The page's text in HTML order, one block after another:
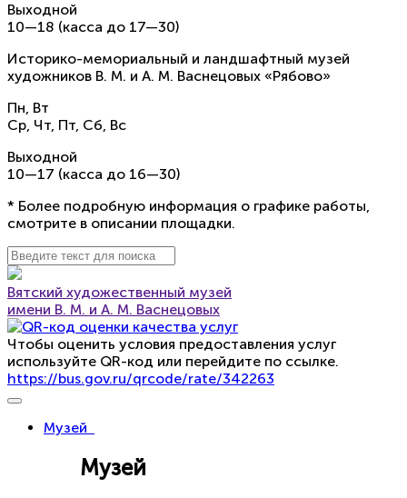
Выходной
10—18 (касса до 17—30)
Историко-мемориальный и ландшафтный музей
художников В. М. и А. М. Васнецовых «Рябово»
Пн, Вт
Ср, Чт, Пт, Сб, Вс
Выходной
10—17 (касса до 16—30)
* Более подробную информация о графике работы,
смотрите в описании площадки.
Вятский художественный музей
имени В. М. и А. М. Васнецовых
Чтобы оценить условия предоставления услуг
используйте QR-код или перейдите по ссылке.
https://bus.gov.ru/qrcode/rate/342263
Музей
Музей